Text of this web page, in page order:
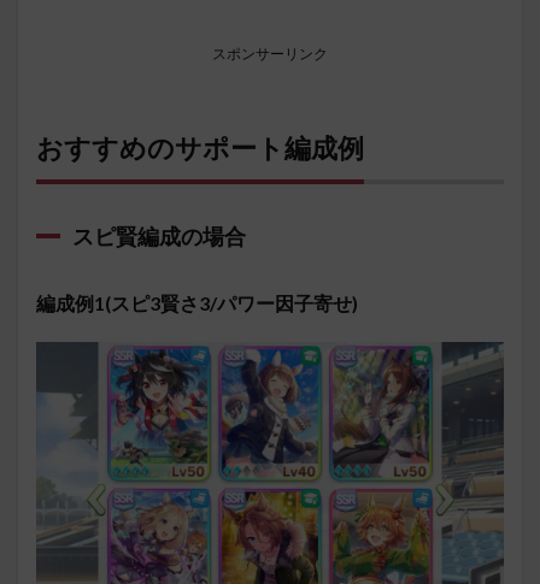
スポンサーリンク
おすすめのサポート編成例
スピ賢編成の場合
編成例1(スピ3賢さ3/パワー因子寄せ)